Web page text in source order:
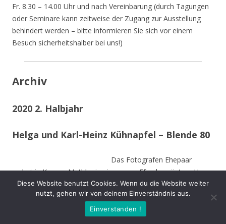
Fr. 8.30 – 14.00 Uhr und nach Vereinbarung (durch Tagungen
oder Seminare kann zeitweise der Zugang zur Ausstellung
behindert werden – bitte informieren Sie sich vor einem
Besuch sicherheitshalber bei uns!)
Archiv
2020 2. Halbjahr
Helga und Karl-Heinz Kühnapfel – Blende 80
Das Fotografen Ehepaar
wohnt in Kamen-Methler in einem von Efeu begrüntem Haus
umgeben von einem naturnahen Garten mit Teich, kleinen
naturnahen Wiesen, Obstbäumen und weiteren hohen
Bäumen. Die Stämme der von Stürmen gefällten Bäume sind
Diese Website benutzt Cookies. Wenn du die Website weiter
nutzt, gehen wir von deinem Einverständnis aus.
Einverstanden !